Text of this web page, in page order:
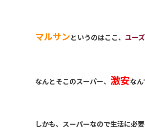
マルサンというのはここ、 ユー
なんとそこのスーパー、 激安なん
しかも、スーパーなので生活に必